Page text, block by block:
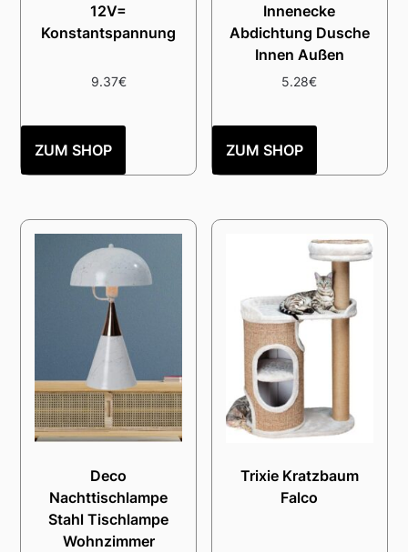
12V=
Konstantspannung
9.37€
ZUM SHOP
Innenecke
Abdichtung Dusche
Innen Außen
5.28€
ZUM SHOP
Deco
Nachttischlampe
Stahl Tischlampe
Wohnzimmer
Trixie Kratzbaum
Falco